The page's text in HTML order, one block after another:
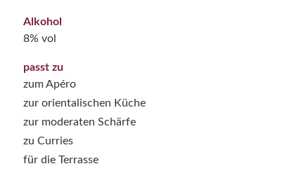
Alkohol
8% vol
passt zu
zum Apéro
zur orientalischen Küche
zur moderaten Schärfe
zu Curries
für die Terrasse